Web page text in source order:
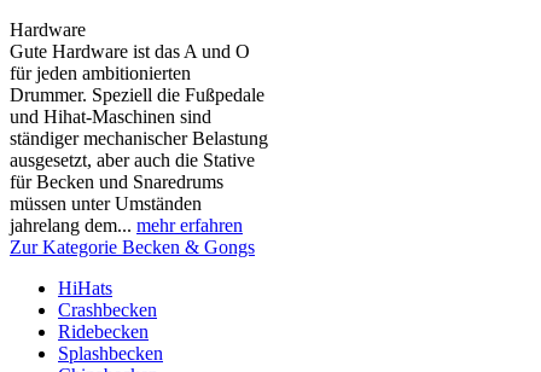
Hardware
Gute Hardware ist das A und O
für jeden ambitionierten
Drummer. Speziell die Fußpedale
und Hihat-Maschinen sind
ständiger mechanischer Belastung
ausgesetzt, aber auch die Stative
für Becken und Snaredrums
müssen unter Umständen
jahrelang dem... mehr erfahren
Zur Kategorie Becken & Gongs
HiHats
Crashbecken
Ridebecken
Splashbecken